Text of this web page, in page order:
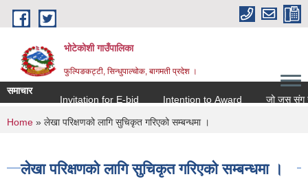
Skip to main content
भोटेकोशी गाउँपालिका
फुल्पिङकट्टी, सिन्धुपाल्चोक, बागमती प्रदेश ।
समाचार
Invitation for E-bid
Intention to Award जो जस संग
You are here
Home » लेखा परिक्षणको लागि सुचिकृत गरिएको सम्बन्धमा ।
लेखा परिक्षणको लागि सुचिकृत गरिएको सम्बन्धमा ।